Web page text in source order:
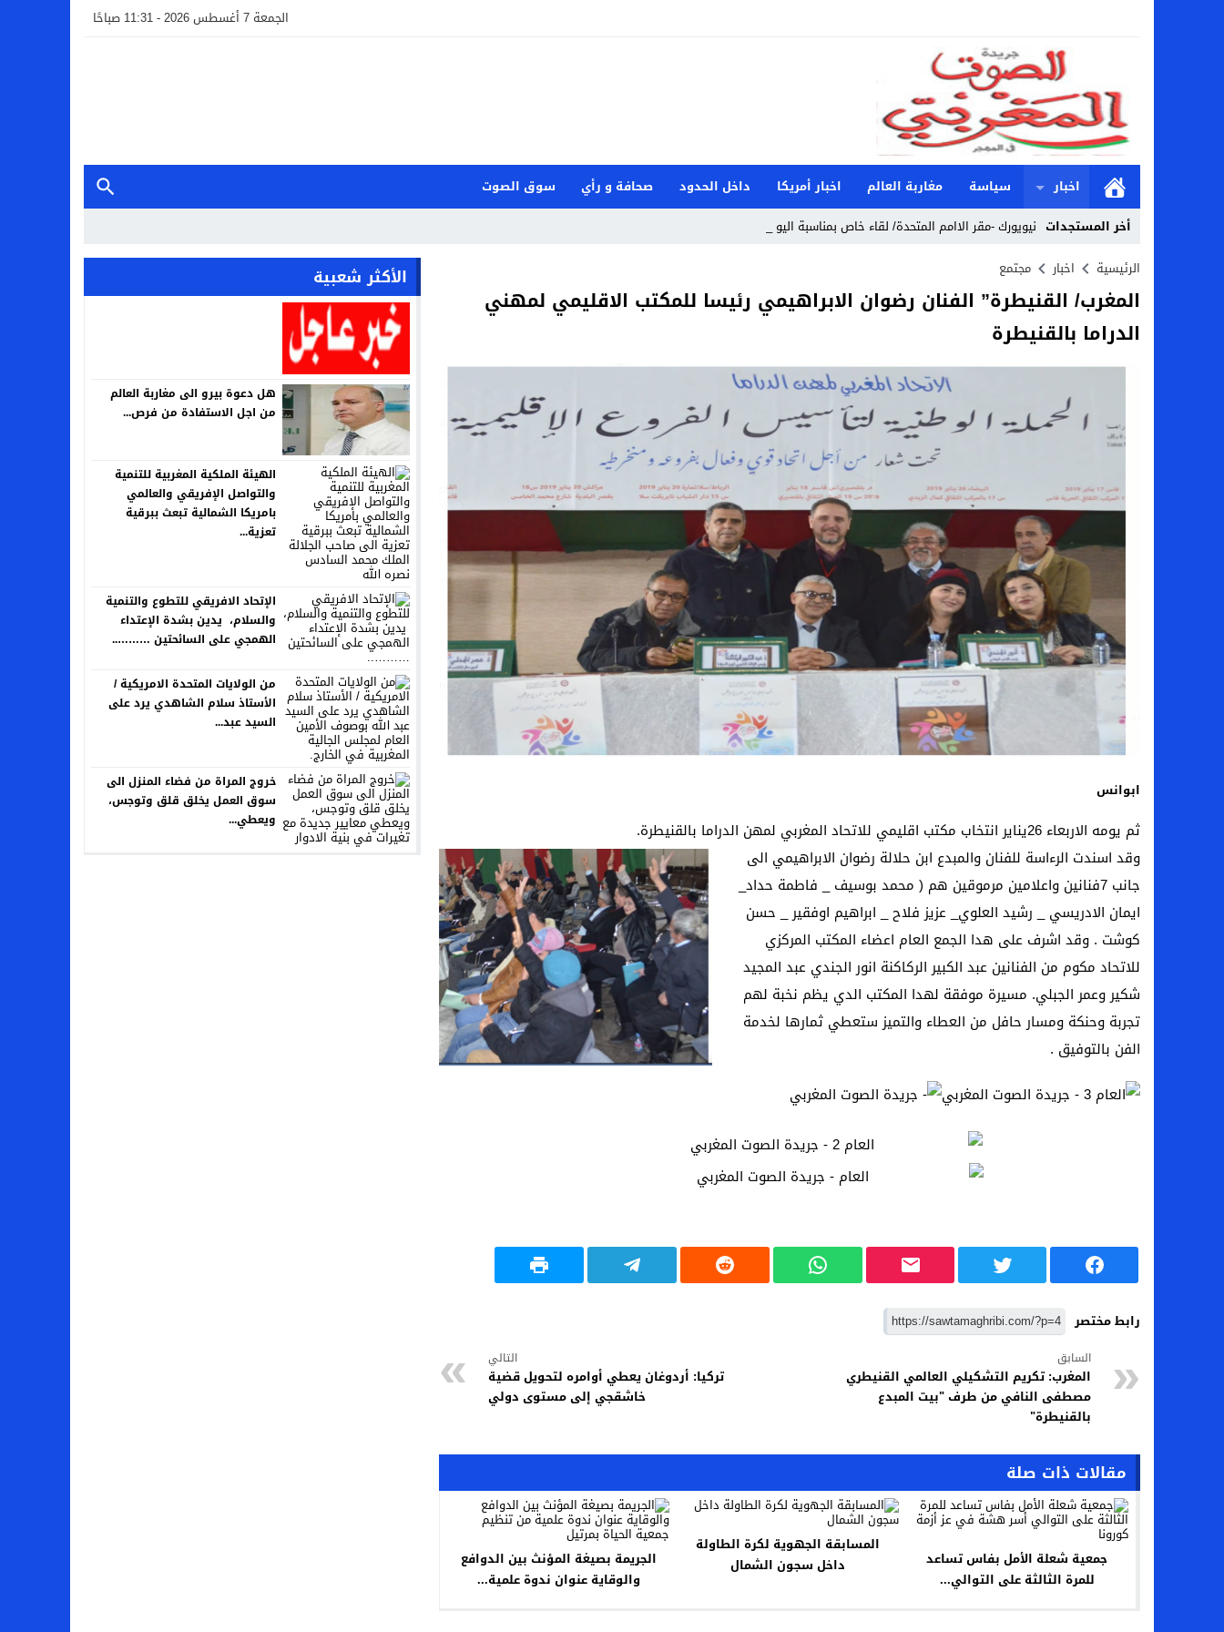
الجمعة 7 أغسطس 2026 - 11:31 صباحًا
اخبار سياسة مغاربة العالم اخبار أمريكا داخل الحدود صحافة و رأي
سوق الصوت
أخر المستجدات نيويورك -مقر الاامم المتحدة/ لقاء خاص بمناسبة اليوم العالم _
Stop
Previous
Next
الرئيسية اخبار مجتمع
المغرب/ القنيطرة” الفنان رضوان الابراهيمي رئيسا للمكتب الاقليمي لمهني
الدراما بالقنيطرة
ابوانس
ثم يومه الاربعاء 26يناير انتخاب مكتب اقليمي للاتحاد المغربي لمهن الدراما بالقنيطرة.
وقد اسندت الرءاسة للفنان والمبدع ابن حلالة رضوان الابراهيمي الى
جانب 7فنانين واعلامين مرموقين هم ( محمد بوسيف _ فاطمة حداد_
ايمان الادريسي _ رشيد العلوي_ عزيز فلاح _ ابراهيم اوفقير _ حسن
كوشت . وقد اشرف على هدا الجمع العام اعضاء المكتب المركزي
للاتحاد مكوم من الفنانين عبد الكبير الركاكنة انور الجندي عبد المجيد
شكير وعمر الجبلي. مسيرة موفقة لهدا المكتب الدي يظم نخبة لهم
تجربة وحنكة ومسار حافل من العطاء والتميز ستعطي ثمارها لخدمة
الفن بالتوفيق .
رابط مختصر
السابق
المغرب: تكريم التشكيلي العالمي القنيطري
مصطفى النافي من طرف "بيت المبدع
بالقنيطرة"
التالي
تركيا: أردوغان يعطي أوامره لتحويل قضية
خاشقجي إلى مستوى دولي
مقالات ذات صلة
جمعية شعلة الأمل بفاس تساعد
للمرة الثالثة على التوالي...
المسابقة الجهوية لكرة الطاولة
داخل سجون الشمال
الجريمة بصيغة المؤنث بين الدوافع
والوقاية عنوان ندوة علمية...
الأكثر شعبية
هل دعوة بيرو الى مغاربة العالم
من اجل الاستفادة من فرص...
الهيئة الملكية المغربية للتنمية
والتواصل الإفريقي والعالمي
بامريكا الشمالية تبعث ببرقية
تعزية...
الإتحاد الافريقي للتطوع والتنمية
والسلام، يدين بشدة الإعتداء
الهمجي على السائحتين ………..
من الولايات المتحدة الامريكية /
الأستاذ سلام الشاهدي يرد على
السيد عبد...
خروج المراة من فضاء المنزل الى
سوق العمل يخلق قلق وتوجس،
ويعطي...